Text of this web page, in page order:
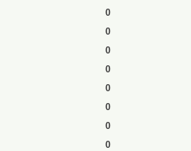
0
0
0
0
0
0
0
0